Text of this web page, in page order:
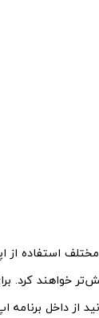
استفاده از
خواهند کرد.
از داخل برنامه